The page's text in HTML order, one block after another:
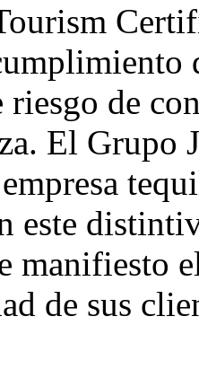
riesgo de
El Grupo
este
manifiesto
de sus